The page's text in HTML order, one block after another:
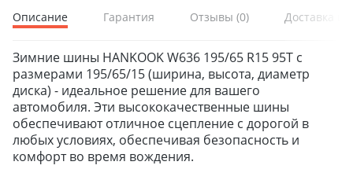
Описание Гарантия Отзывы (0) Доставка и
Зимние шины HANKOOK W636 195/65 R15 95T с
размерами 195/65/15 (ширина, высота, диаметр
диска) - идеальное решение для вашего
автомобиля. Эти высококачественные шины
обеспечивают отличное сцепление с дорогой в
любых условиях, обеспечивая безопасность и
комфорт во время вождения.